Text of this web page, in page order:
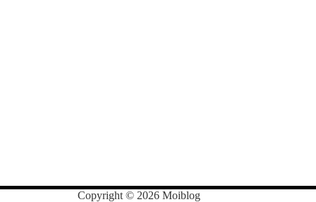
Copyright © 2026 Moiblog